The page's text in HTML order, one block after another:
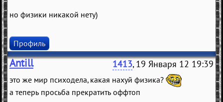
но физики никакой нету)
Профиль
Antill 1413, 19 Января 12 19:39
это же мир психодела, какая нахуй физика?
а теперь просьба прекратить оффтоп